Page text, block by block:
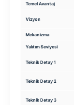
Temel Avantaj
Vizyon
Mekanizma
Yalıtım Seviyesi
Teknik Detay 1
Teknik Detay 2
Teknik Detay 3